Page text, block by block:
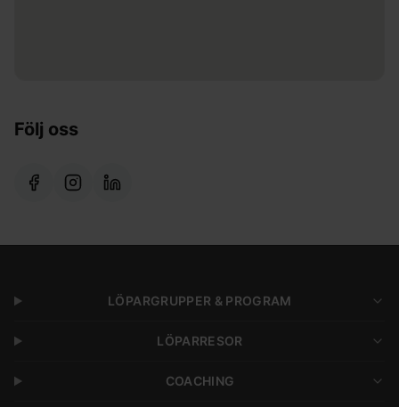
Följ oss
LÖPARGRUPPER & PROGRAM
LÖPARRESOR
COACHING